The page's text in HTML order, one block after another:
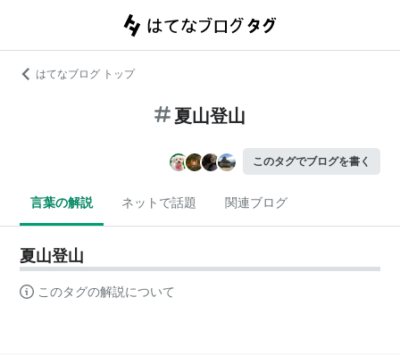
はてなブログ トップ
夏山登山
このタグでブログを書く
言葉の解説 ネットで話題 関連ブログ
夏山登山
このタグの解説について